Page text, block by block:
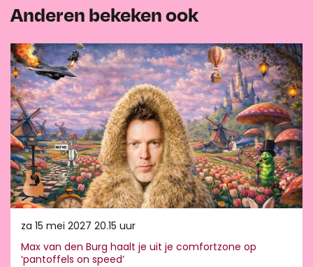
Anderen bekeken ook
Max van den Burg haalt je uit je comfortzone op
‘pantoffels on speed’
za 15 mei 2027 20.15 uur